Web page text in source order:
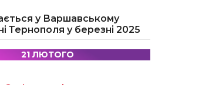
у Варшавському
Тернополя у березні 2025
21 ЛЮТОГО